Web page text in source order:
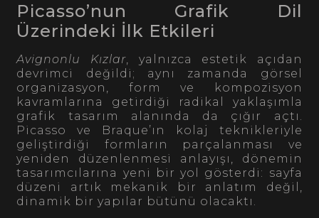
Picasso’nun Grafik Dil
Üzerindeki İlk Etkileri
Avignonlu Kızlar, yalnızca estetik açıdan
devrimci değildi; aynı zamanda görsel
organizasyon, form ve kompozisyon
kavramlarına getirdiği radikal yaklaşımla
grafik tasarım alanında da çığır açtı.
Picasso ve Braque’ın kolaj teknikleriyle
geliştirdiği formların parçalanması ve
yeniden düzenlenmesi anlayışı, dönemin
tasarımcılarına yeni bir yol gösterdi: sayfa
düzeni artık mekanik bir anlatım değil,
dinamik bir yapılar bütünü olacaktı.